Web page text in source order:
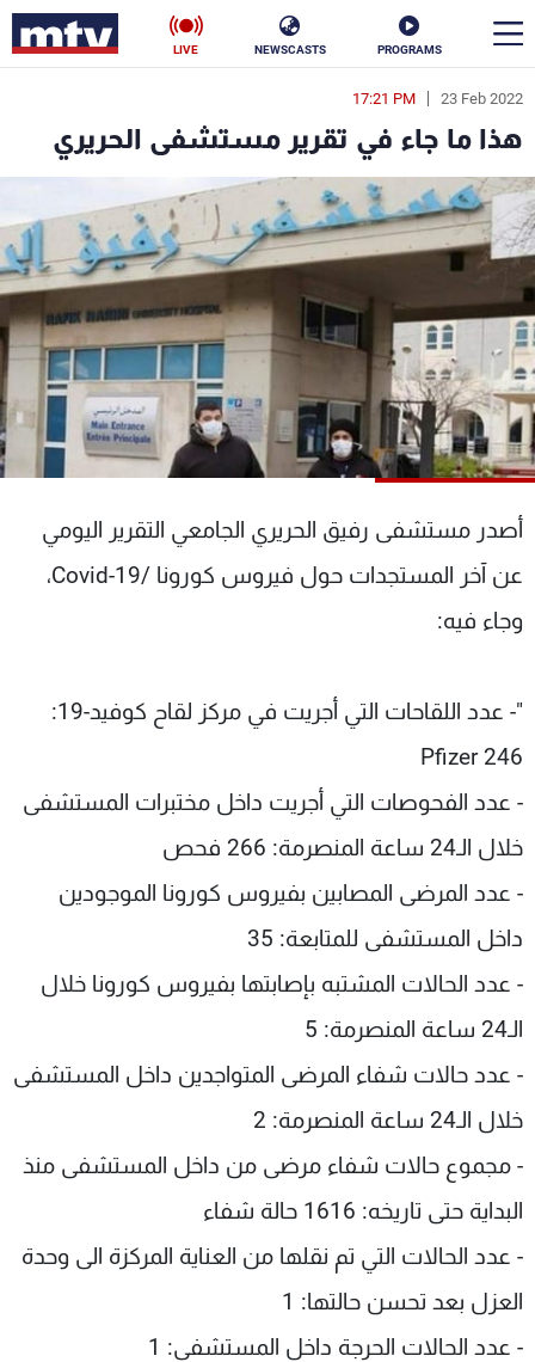
PROGRAMS
NEWSCASTS
LIVE
23 Feb 2022
17:21 PM
هذا ما جاء في تقرير مستشفى الحريري
أصدر مستشفى رفيق الحريري الجامعي التقرير اليومي
عن آخر المستجدات حول فيروس كورونا /Covid-19،
وجاء فيه:
"- عدد اللقاحات التي أجريت في مركز لقاح كوفيد-19:
Pfizer 246
- عدد الفحوصات التي أجريت داخل مختبرات المستشفى
خلال الـ24 ساعة المنصرمة: 266 فحص
- عدد المرضى المصابين بفيروس كورونا الموجودين
داخل المستشفى للمتابعة: 35
- عدد الحالات المشتبه بإصابتها بفيروس كورونا خلال
الـ24 ساعة المنصرمة: 5
- عدد حالات شفاء المرضى المتواجدين داخل المستشفى
خلال الـ24 ساعة المنصرمة: 2
- مجموع حالات شفاء مرضى من داخل المستشفى منذ
البداية حتى تاريخه: 1616 حالة شفاء
- عدد الحالات التي تم نقلها من العناية المركزة الى وحدة
العزل بعد تحسن حالتها: 1
- عدد الحالات الحرجة داخل المستشفى: 1
en
الأخبار
سياسة ناس
إقتصاد فن
منوعات رياضة
كأس العالم
جدول البرامج
شاهد البرامج
الترددات
لاعلاناتكم
شروط الإسـتخدام